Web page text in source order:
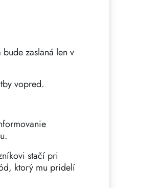
zaslaná len v
vopred.
stačí pri
ktorý mu pridelí